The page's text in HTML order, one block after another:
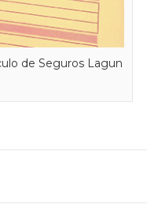
de Seguros Lagun